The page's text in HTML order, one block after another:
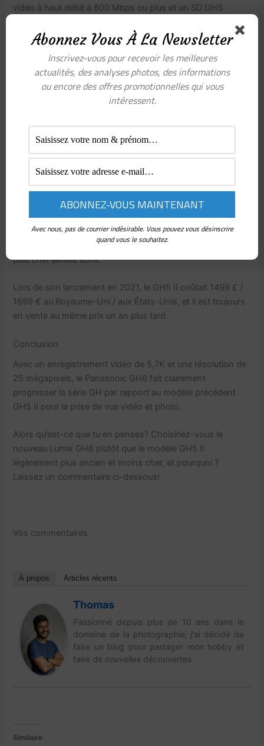
vidéo à haut débit à 800 Mbps ou plus et un SD UHS
Le GH5 II utilise la batterie DMW-BLK22 pour fournir jusqu’à
410 images fixes ou 140 minutes de vidéo.
le GH5 II, mais la durée de vie est réduite à un maximum de
380 images fixes / 100 minutes de vidéo lors de l’utilisation
d’une carte mémoire SD ou 350 images / 90 minutes de
vidéo lors de l’utilisation d’une carte CFexpress.
Le prix du nouveau Panasonic GH6, uniquement pour le
corps, est de 1999 £ au Royaume-Uni et de 2199 € aux
États-Unis, ce qui en fait l’appareil photo de la série GH le
plus cher jamais sorti.
Lors de son lancement en 2021, le GH5 II coûtait 1499 £ /
1699 € au Royaume-Uni / aux États-Unis, et il est toujours
en vente au même prix un an plus tard.
Conclusion
Avec un enregistrement vidéo de 5,7K et une résolution de
25 mégapixels, le Panasonic GH6 fait clairement
progresser la série GH par rapport au modèle précédent
GH5 II pour la prise de vue vidéo et photo.
Alors qu’est-ce que tu en penses? Choisiriez-vous le
nouveau Lumix GH6 plutôt que le modèle GH5 II
légèrement plus ancien et moins cher, et pourquoi ?
Laissez un commentaire ci-dessous!
Vos commentaires
À propos Articles récents
Thomas
Passionné depuis plus de 10 ans dans le
domaine de la photographie, j'ai décidé de
faire un blog pour partager mon hobby et
faire de nouvelles découvertes
Similaire
Abonnez Vous À La Newsletter
Inscrivez-vous pour recevoir les meilleures
actualités, des analyses photos, des informations
ou encore des offres promotionnelles qui vous
intéressent.
Avec nous, pas de courrier indésirable. Vous pouvez vous désinscrire
quand vous le souhaitez.